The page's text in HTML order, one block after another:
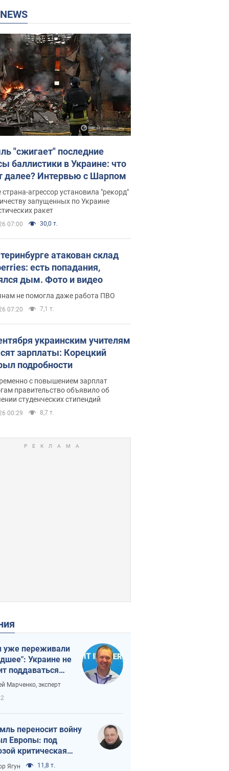
NEWS
"сжигает" последние
баллистики в Украине: что
далее? Интервью с Шарпом
агрессор установила "рекорд"
запущенных по Украине
ракет
07:00 30,0 т.
атакован склад
есть попадания,
дым. Фото и видео
не помогла даже работа ПВО
07:20 7,1 т.
украинским учителям
зарплаты: Корецкий
подробности
с повышением зарплат
правительство объявило об
студенческих стипендий
00:29 8,7 т.
переживали
Украине не
поддаваться
из-за
Марченко, эксперт
переносит войну
Европы: под
критическая
Ягун 11,8 т.